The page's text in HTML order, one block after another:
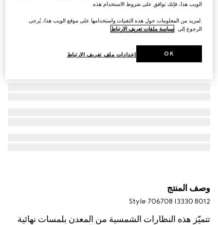
وصف المنتج
Style ‎706708 I3330 8012
تتميّز هذه النظارات الشمسية من المعدن بلمسات نهائية
الويب هذا، فإنك توافق على شروط الاستخدام هذه.
.لمزيد من المعلومات حول هذه التقنيات واستخدامها على موقع الويب هذا، يُرجى
الرجوع إلى سياسة ملفات تعريف الارتباط
إعدادات ملف تعريف الارتباط OK